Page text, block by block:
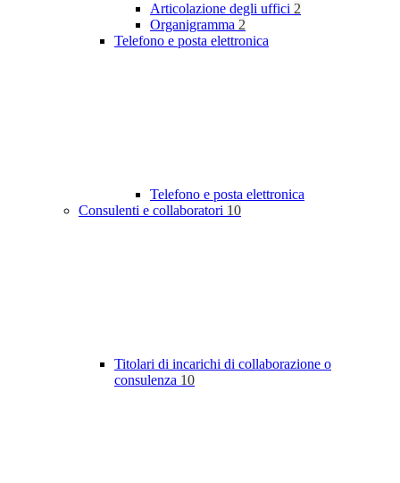
Articolazione degli uffici 2
Organigramma 2
Telefono e posta elettronica
Telefono e posta elettronica
Consulenti e collaboratori 10
Titolari di incarichi di collaborazione o
consulenza 10